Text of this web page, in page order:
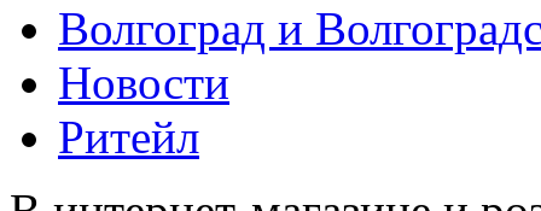
Волгоград и
Новости
Ритейл